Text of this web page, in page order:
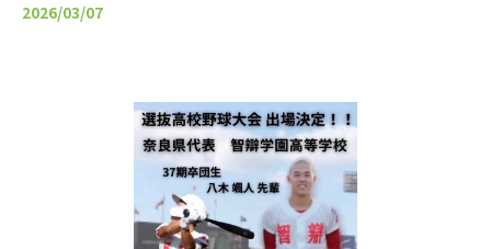
2026/03/07